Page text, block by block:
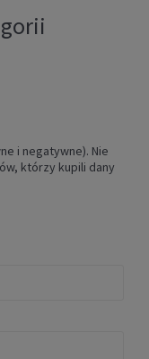
i negatywne). Nie
którzy kupili dany